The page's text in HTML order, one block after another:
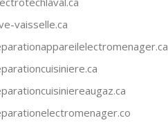
vaisselle.ca